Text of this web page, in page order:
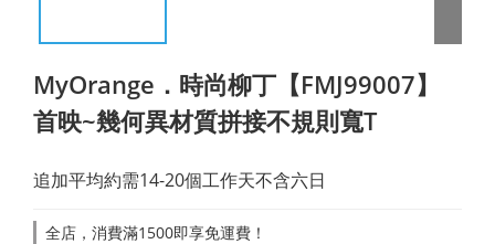
MyOrange．時尚柳丁【FMJ99007】
首映~幾何異材質拼接不規則寬T
追加平均約需14-20個工作天不含六日
全店，消費滿1500即享免運費！